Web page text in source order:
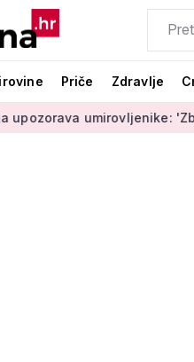
Priče Zdravlje
umirovljenike: 'Zbog